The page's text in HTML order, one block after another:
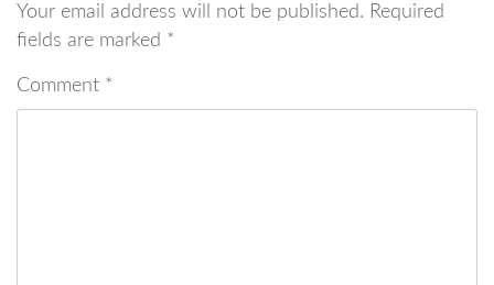
Your email address will not be published. Required
fields are marked *
Comment *